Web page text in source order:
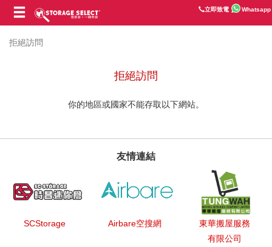
立即致電 Whatsapp
拒絕訪問
拒絕訪問
你的地區或國家不能存取以下網站。
友情連結
SCStorage Airbare空搜網
東華搬屋服務
有限公司